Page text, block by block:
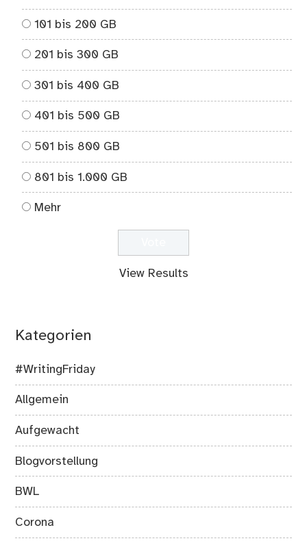
101 bis 200 GB
201 bis 300 GB
301 bis 400 GB
401 bis 500 GB
501 bis 800 GB
801 bis 1.000 GB
Mehr
View Results
Kategorien
#WritingFriday
Allgemein
Aufgewacht
Blogvorstellung
BWL
Corona